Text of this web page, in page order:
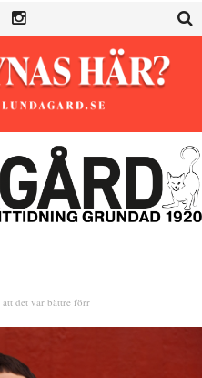
att det var bättre förr